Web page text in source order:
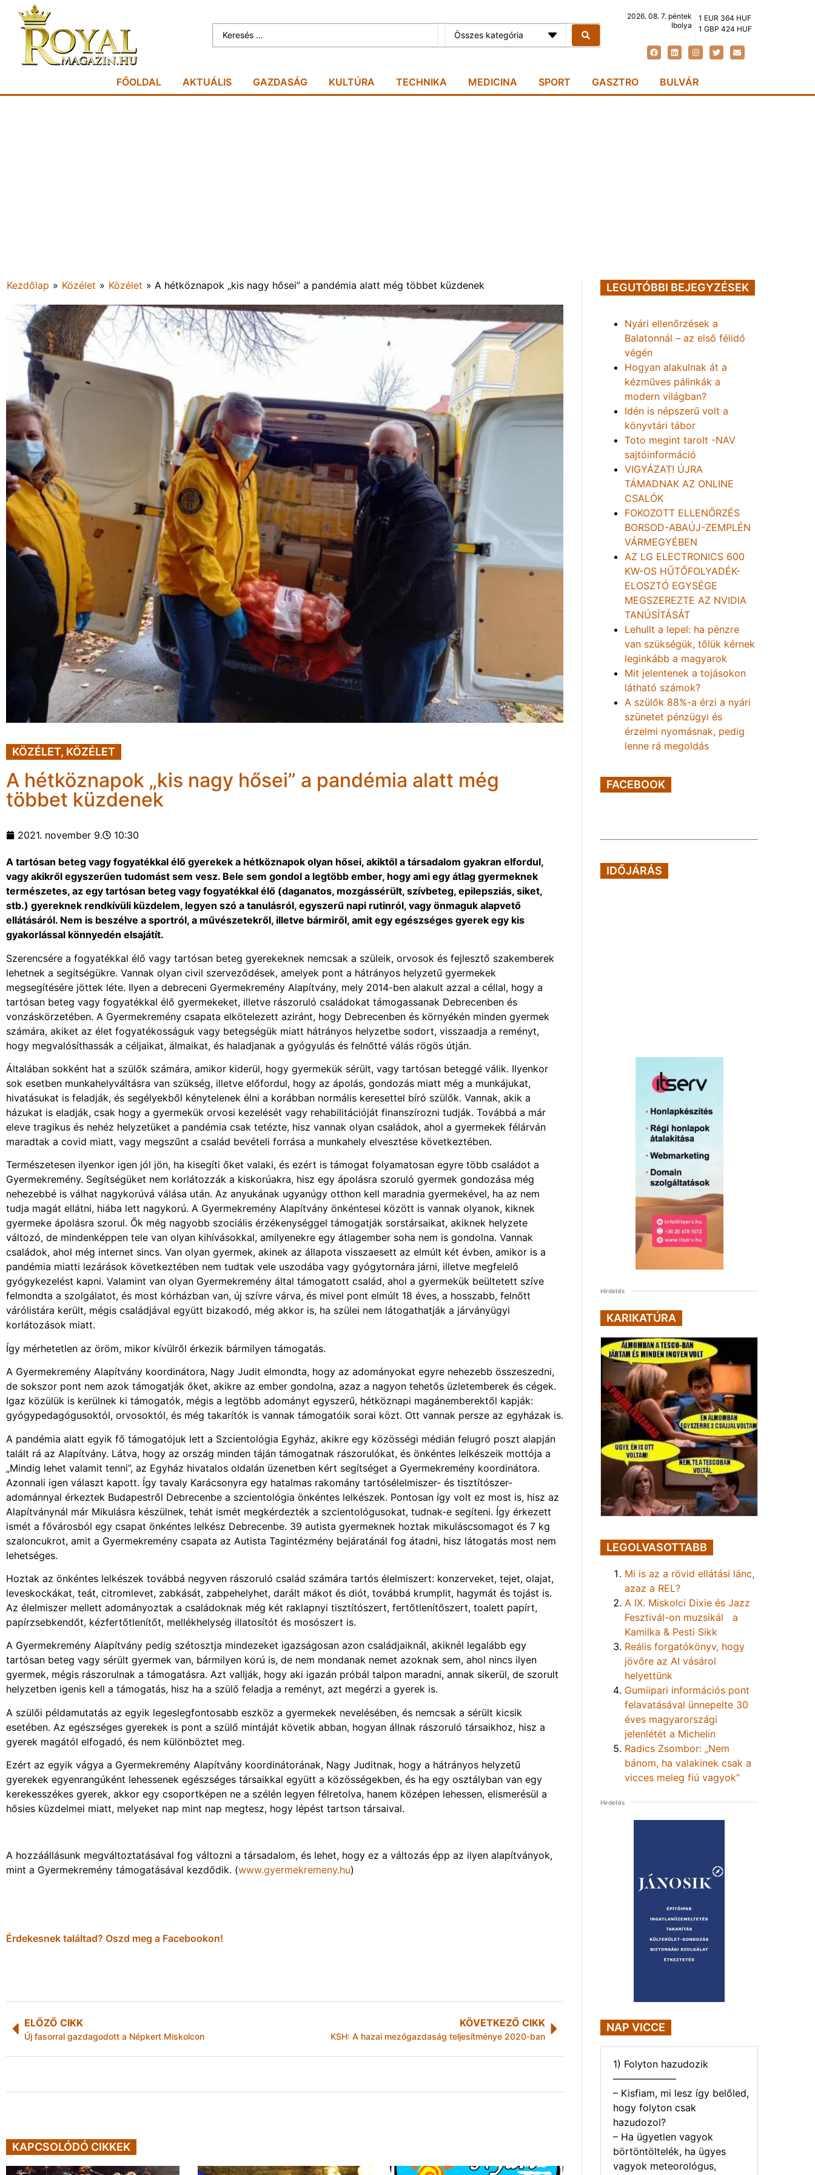
Összes kategória
2026. 08. 7. péntek
Ibolya
1 EUR 364 HUF
1 GBP 424 HUF
FŐOLDAL AKTUÁLIS GAZDASÁG KULTÚRA TECHNIKA MEDICINA SPORT GASZTRO BULVÁR
Kezdőlap » Közélet » Közélet » A hétköznapok „kis nagy hősei” a pandémia alatt még többet küzdenek
KÖZÉLET, KÖZÉLET
A hétköznapok „kis nagy hősei” a pandémia alatt még
többet küzdenek
2021. november 9. 10:30
A tartósan beteg vagy fogyatékkal élő gyerekek a hétköznapok olyan hősei, akiktől a társadalom gyakran elfordul,
vagy akikről egyszerűen tudomást sem vesz. Bele sem gondol a legtöbb ember, hogy ami egy átlag gyermeknek
természetes, az egy tartósan beteg vagy fogyatékkal élő (daganatos, mozgássérült, szívbeteg, epilepsziás, siket,
stb.) gyereknek rendkívüli küzdelem, legyen szó a tanulásról, egyszerű napi rutinról, vagy önmaguk alapvető
ellátásáról. Nem is beszélve a sportról, a művészetekről, illetve bármiről, amit egy egészséges gyerek egy kis
gyakorlással könnyedén elsajátít.
Szerencsére a fogyatékkal élő vagy tartósan beteg gyerekeknek nemcsak a szüleik, orvosok és fejlesztő szakemberek
lehetnek a segítségükre. Vannak olyan civil szerveződések, amelyek pont a hátrányos helyzetű gyermekek
megsegítésére jöttek léte. Ilyen a debreceni Gyermekremény Alapítvány, mely 2014-ben alakult azzal a céllal, hogy a
tartósan beteg vagy fogyatékkal élő gyermekeket, illetve rászoruló családokat támogassanak Debrecenben és
vonzáskörzetében. A Gyermekremény csapata elkötelezett aziránt, hogy Debrecenben és környékén minden gyermek
számára, akiket az élet fogyatékosságuk vagy betegségük miatt hátrányos helyzetbe sodort, visszaadja a reményt,
hogy megvalósíthassák a céljaikat, álmaikat, és haladjanak a gyógyulás és felnőtté válás rögös útján.
Általában sokként hat a szülők számára, amikor kiderül, hogy gyermekük sérült, vagy tartósan beteggé válik. Ilyenkor
sok esetben munkahelyváltásra van szükség, illetve előfordul, hogy az ápolás, gondozás miatt még a munkájukat,
hivatásukat is feladják, és segélyekből kénytelenek élni a korábban normális keresettel bíró szülők. Vannak, akik a
házukat is eladják, csak hogy a gyermekük orvosi kezelését vagy rehabilitációját finanszírozni tudják. Továbbá a már
eleve tragikus és nehéz helyzetüket a pandémia csak tetézte, hisz vannak olyan családok, ahol a gyermekek félárván
maradtak a covid miatt, vagy megszűnt a család bevételi forrása a munkahely elvesztése következtében.
Természetesen ilyenkor igen jól jön, ha kisegíti őket valaki, és ezért is támogat folyamatosan egyre több családot a
Gyermekremény. Segítségüket nem korlátozzák a kiskorúakra, hisz egy ápolásra szoruló gyermek gondozása még
nehezebbé is válhat nagykorúvá válása után. Az anyukának ugyanúgy otthon kell maradnia gyermekével, ha az nem
tudja magát ellátni, hiába lett nagykorú. A Gyermekremény Alapítvány önkéntesei között is vannak olyanok, kiknek
gyermeke ápolásra szorul. Ők még nagyobb szociális érzékenységgel támogatják sorstársaikat, akiknek helyzete
változó, de mindenképpen tele van olyan kihívásokkal, amilyenekre egy átlagember soha nem is gondolna. Vannak
családok, ahol még internet sincs. Van olyan gyermek, akinek az állapota visszaesett az elmúlt két évben, amikor is a
pandémia miatti lezárások következtében nem tudtak vele uszodába vagy gyógytornára járni, illetve megfelelő
gyógykezelést kapni. Valamint van olyan Gyermekremény által támogatott család, ahol a gyermekük beültetett szíve
felmondta a szolgálatot, és most kórházban van, új szívre várva, és mivel pont elmúlt 18 éves, a hosszabb, felnőtt
várólistára került, mégis családjával együtt bizakodó, még akkor is, ha szülei nem látogathatják a járványügyi
korlátozások miatt.
Így mérhetetlen az öröm, mikor kívülről érkezik bármilyen támogatás.
A Gyermekremény Alapítvány koordinátora, Nagy Judit elmondta, hogy az adományokat egyre nehezebb összeszedni,
de sokszor pont nem azok támogatják őket, akikre az ember gondolna, azaz a nagyon tehetős üzletemberek és cégek.
Igaz közülük is kerülnek ki támogatók, mégis a legtöbb adományt egyszerű, hétköznapi magánemberektől kapják:
gyógypedagógusoktól, orvosoktól, és még takarítók is vannak támogatóik sorai közt. Ott vannak persze az egyházak is.
A pandémia alatt egyik fő támogatójuk lett a Szcientológia Egyház, akikre egy közösségi médián felugró poszt alapján
talált rá az Alapítvány. Látva, hogy az ország minden táján támogatnak rászorulókat, és önkéntes lelkészeik mottója a
„Mindig lehet valamit tenni”, az Egyház hivatalos oldalán üzenetben kért segítséget a Gyermekremény koordinátora.
Azonnali igen választ kapott. Így tavaly Karácsonyra egy hatalmas rakomány tartósélelmiszer- és tisztítószer-
adománnyal érkeztek Budapestről Debrecenbe a szcientológia önkéntes lelkészek. Pontosan így volt ez most is, hisz az
Alapítványnál már Mikulásra készülnek, tehát ismét megkérdezték a szcientológusokat, tudnak-e segíteni. Így érkezett
ismét a fővárosból egy csapat önkéntes lelkész Debrecenbe. 39 autista gyermeknek hoztak mikuláscsomagot és 7 kg
szaloncukrot, amit a Gyermekremény csapata az Autista Tagintézmény bejáratánál fog átadni, hisz látogatás most nem
lehetséges.
Hoztak az önkéntes lelkészek továbbá negyven rászoruló család számára tartós élelmiszert: konzerveket, tejet, olajat,
leveskockákat, teát, citromlevet, zabkását, zabpehelyhet, darált mákot és diót, továbbá krumplit, hagymát és tojást is.
Az élelmiszer mellett adományoztak a családoknak még két raklapnyi tisztítószert, fertőtlenítőszert, toalett papírt,
papírzsebkendőt, kézfertőtlenítőt, mellékhelység illatosítót és mosószert is.
A Gyermekremény Alapítvány pedig szétosztja mindezeket igazságosan azon családjaiknál, akiknél legalább egy
tartósan beteg vagy sérült gyermek van, bármilyen korú is, de nem mondanak nemet azoknak sem, ahol nincs ilyen
gyermek, mégis rászorulnak a támogatásra. Azt vallják, hogy aki igazán próbál talpon maradni, annak sikerül, de szorult
helyzetben igenis kell a támogatás, hisz ha a szülő feladja a reményt, azt megérzi a gyerek is.
A szülői példamutatás az egyik legeslegfontosabb eszköz a gyermekek nevelésében, és nemcsak a sérült kicsik
esetében. Az egészséges gyerekek is pont a szülő mintáját követik abban, hogyan állnak rászoruló társaikhoz, hisz a
gyerek magától elfogadó, és nem különböztet meg.
Ezért az egyik vágya a Gyermekremény Alapítvány koordinátorának, Nagy Juditnak, hogy a hátrányos helyzetű
gyerekek egyenrangúként lehessenek egészséges társaikkal együtt a közösségekben, és ha egy osztályban van egy
kerekesszékes gyerek, akkor egy csoportképen ne a szélén legyen félretolva, hanem középen lehessen, elismerésül a
hősies küzdelmei miatt, melyeket nap mint nap megtesz, hogy lépést tartson társaival.
A hozzáállásunk megváltoztatásával fog változni a társadalom, és lehet, hogy ez a változás épp az ilyen alapítványok,
mint a Gyermekremény támogatásával kezdődik. (www.gyermekremeny.hu)
Érdekesnek találtad? Oszd meg a Facebookon!
ELŐZŐ CIKK
Új fasorral gazdagodott a Népkert Miskolcon
KÖVETKEZŐ CIKK
KSH: A hazai mezőgazdaság teljesítménye 2020-ban
KAPCSOLÓDÓ CIKKEK
LEGUTÓBBI BEJEGYZÉSEK
Nyári ellenőrzések a
Balatonnál – az első félidő
végén
Hogyan alakulnak át a
kézműves pálinkák a
modern világban?
Idén is népszerű volt a
könyvtári tábor
Toto megint tarolt -NAV
sajtóinformáció
VIGYÁZAT! ÚJRA
TÁMADNAK AZ ONLINE
CSALÓK
FOKOZOTT ELLENŐRZÉS
BORSOD-ABAÚJ-ZEMPLÉN
VÁRMEGYÉBEN
AZ LG ELECTRONICS 600
KW-OS HŰTŐFOLYADÉK-
ELOSZTÓ EGYSÉGE
MEGSZEREZTE AZ NVIDIA
TANÚSÍTÁSÁT
Lehullt a lepel: ha pénzre
van szükségük, tőlük kérnek
leginkább a magyarok
Mit jelentenek a tojásokon
látható számok?
A szülők 88%-a érzi a nyári
szünetet pénzügyi és
érzelmi nyomásnak, pedig
lenne rá megoldás
FACEBOOK
IDŐJÁRÁS
Hirdetés
KARIKATÚRA
LEGOLVASOTTABB
Mi is az a rövid ellátási lánc,
azaz a REL?
A IX. Miskolci Dixie és Jazz
Fesztivál-on muzsikál a
Kamilka & Pesti Sikk
Reális forgatókönyv, hogy
jövőre az AI vásárol
helyettünk
Gumiipari információs pont
felavatásával ünnepelte 30
éves magyarországi
jelenlétét a Michelin
Radics Zsombor: „Nem
bánom, ha valakinek csak a
vicces meleg fiú vagyok”
Hirdetés
NAP VICCE
1) Folyton hazudozik
——————–
– Kisfiam, mi lesz így belőled,
hogy folyton csak
hazudozol?
– Ha ügyetlen vagyok
börtöntöltelék, ha ügyes
vagyok meteorológus,